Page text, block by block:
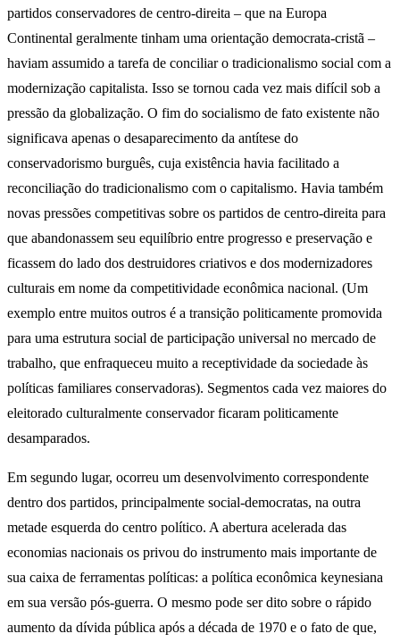
partidos conservadores de centro-direita – que na Europa
Continental geralmente tinham uma orientação democrata-cristã –
haviam assumido a tarefa de conciliar o tradicionalismo social com a
modernização capitalista. Isso se tornou cada vez mais difícil sob a
pressão da globalização. O fim do socialismo de fato existente não
significava apenas o desaparecimento da antítese do
conservadorismo burguês, cuja existência havia facilitado a
reconciliação do tradicionalismo com o capitalismo. Havia também
novas pressões competitivas sobre os partidos de centro-direita para
que abandonassem seu equilíbrio entre progresso e preservação e
ficassem do lado dos destruidores criativos e dos modernizadores
culturais em nome da competitividade econômica nacional. (Um
exemplo entre muitos outros é a transição politicamente promovida
para uma estrutura social de participação universal no mercado de
trabalho, que enfraqueceu muito a receptividade da sociedade às
políticas familiares conservadoras). Segmentos cada vez maiores do
eleitorado culturalmente conservador ficaram politicamente
desamparados.
Em segundo lugar, ocorreu um desenvolvimento correspondente
dentro dos partidos, principalmente social-democratas, na outra
metade esquerda do centro político. A abertura acelerada das
economias nacionais os privou do instrumento mais importante de
sua caixa de ferramentas políticas: a política econômica keynesiana
em sua versão pós-guerra. O mesmo pode ser dito sobre o rápido
aumento da dívida pública após a década de 1970 e o fato de que,